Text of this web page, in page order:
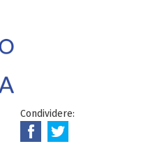
Condividere: